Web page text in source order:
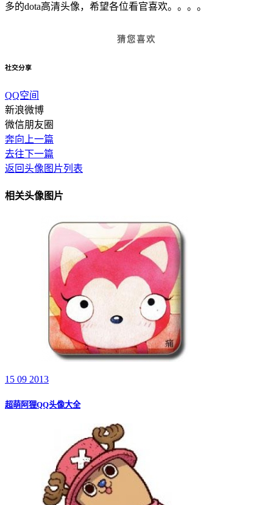
多的dota高清头像，希望各位看官喜欢。。。。
猜您喜欢
社交分享
QQ空间
新浪微博
微信朋友圈
奔向上一篇
去往下一篇
返回头像图片列表
相关头像图片
15 09 2013
超萌阿狸QQ头像大全